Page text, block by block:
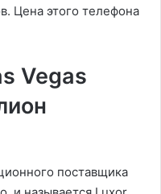
Цена этого телефона
Vegas
поставщика